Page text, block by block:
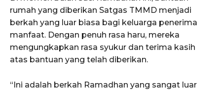
rumah yang diberikan Satgas TMMD menjadi
berkah yang luar biasa bagi keluarga penerima
manfaat. Dengan penuh rasa haru, mereka
mengungkapkan rasa syukur dan terima kasih
atas bantuan yang telah diberikan.
“Ini adalah berkah Ramadhan yang sangat luar